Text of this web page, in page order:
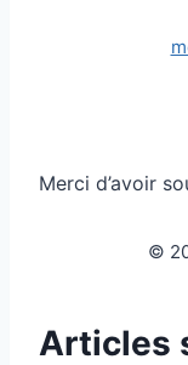
Merci d’avoir
©
Articles